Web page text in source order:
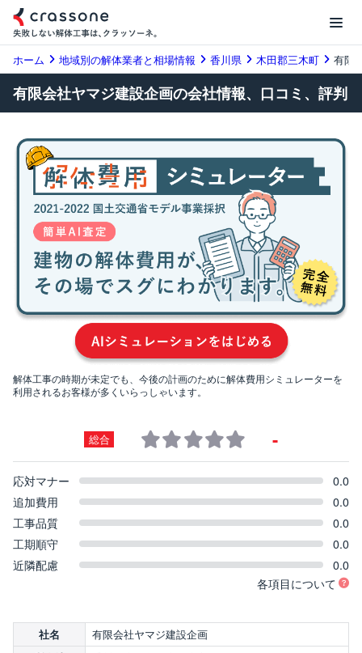
ホーム 地域別の解体業者と相場情報 香川県 木田郡三木町 有限
有限会社ヤマジ建設企画の会社情報、口コミ、評判
解体工事の時期が未定でも、今後の計画のために解体費用シミュレーターを
利用されるお客様が多くいらっしゃいます。
総合 -
応対マナー
0.0
追加費用
0.0
工事品質
0.0
工期順守
0.0
近隣配慮
0.0
各項目について
社名 有限会社ヤマジ建設企画